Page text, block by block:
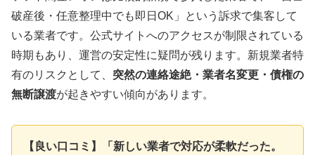
破産後・任意整理中でも即日OK」という訴求で集客して
いる業者です。公式サイトへのアクセスが制限されている
時期もあり、運営の安定性に疑問が残ります。新規業者特
有のリスクとして、 突然の連絡途絶・業者名変更・債権の
無断譲渡が起きやすい傾向があります。
【良い口コミ】「新しい業者で対応が柔軟だった。